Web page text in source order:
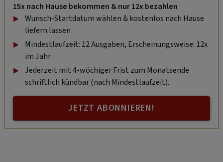
15x nach Hause bekommen & nur 12x bezahlen
Wunsch-Startdatum wählen & kostenlos nach Hause
liefern lassen
Mindestlaufzeit: 12 Ausgaben, Erscheinungsweise: 12x
im Jahr
Jederzeit mit 4-wöchiger Frist zum Monatsende
schriftlich kündbar (nach Mindestlaufzeit).
JETZT ABONNIEREN!